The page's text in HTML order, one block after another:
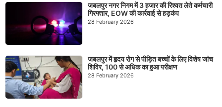
जबलपुर नगर निगम में 3 हजार की रिश्वत लेते कर्मचारी
गिरफ्तार, EOW की कार्रवाई से हड़कंप
28 February 2026
जबलपुर में हृदय रोग से पीड़ित बच्चों के लिए विशेष जांच
शिविर, 100 से अधिक का हुआ परीक्षण
28 February 2026